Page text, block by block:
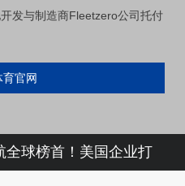
与制造商Fleetzero公司托付
育官网
全球榜首！美国企业打